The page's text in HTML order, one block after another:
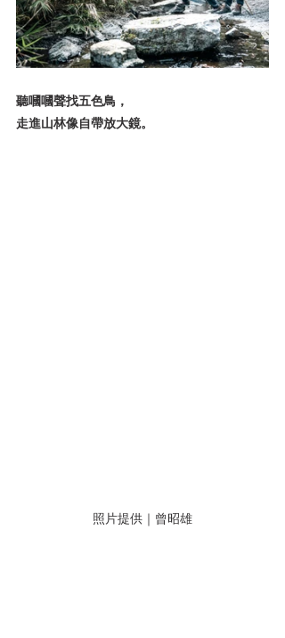
聽嘓嘓聲找五色鳥，
走進山林像自帶放大鏡。
照片提供｜曾昭雄